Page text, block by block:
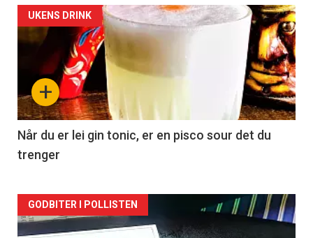
Forsiden
akkurat
nå
-
2
+
UKENS DRINK
Når du er lei gin tonic, er en pisco sour det du
trenger
Forsiden
GODBITER I POLLISTEN